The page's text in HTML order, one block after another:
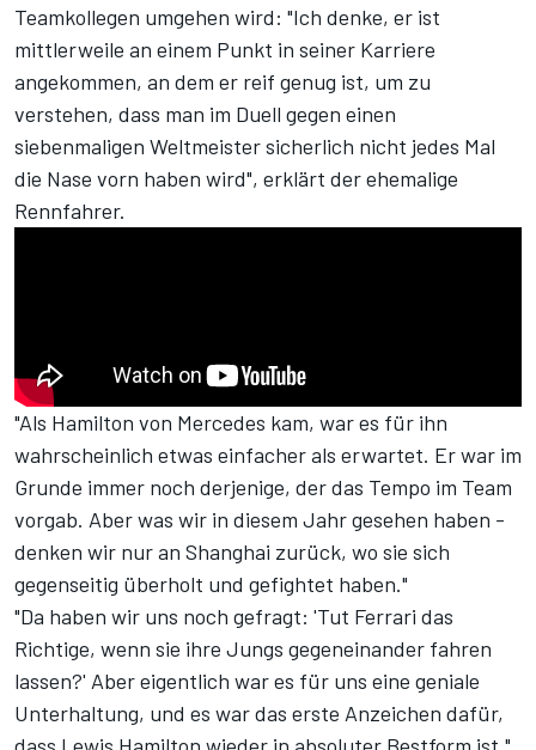
Teamkollegen umgehen wird: "Ich denke, er ist
mittlerweile an einem Punkt in seiner Karriere
angekommen, an dem er reif genug ist, um zu
verstehen, dass man im Duell gegen einen
siebenmaligen Weltmeister sicherlich nicht jedes Mal
die Nase vorn haben wird", erklärt der ehemalige
Rennfahrer.
"Als Hamilton von Mercedes kam, war es für ihn
wahrscheinlich etwas einfacher als erwartet. Er war im
Grunde immer noch derjenige, der das Tempo im Team
vorgab. Aber was wir in diesem Jahr gesehen haben -
denken wir nur an Shanghai zurück, wo sie sich
gegenseitig überholt und gefightet haben."
"Da haben wir uns noch gefragt: 'Tut Ferrari das
Richtige, wenn sie ihre Jungs gegeneinander fahren
lassen?' Aber eigentlich war es für uns eine geniale
Unterhaltung, und es war das erste Anzeichen dafür,